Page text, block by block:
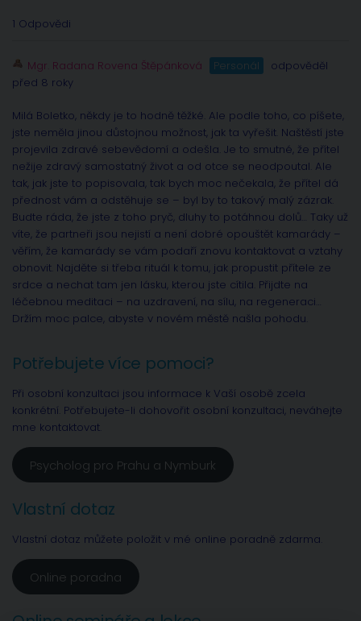
1 Odpovědi
Mgr. Radana Rovena Štěpánková Personál
odpověděl
před 8 roky
Milá Boletko, někdy je to hodně těžké. Ale podle toho, co píšete,
jste neměla jinou důstojnou možnost, jak ta vyřešit. Naštěstí jste
projevila zdravé sebevědomí a odešla. Je to smutné, že přítel
nežije zdravý samostatný život a od otce se neodpoutal. Ale
tak, jak jste to popisovala, tak bych moc nečekala, že přítel dá
přednost vám a odstěhuje se – byl by to takový malý zázrak.
Budte ráda, že jste z toho pryč, dluhy to potáhnou dolů… Taky už
víte, že partneři jsou nejistí a není dobré opouštět kamarády –
věřím, že kamarády se vám podaří znovu kontaktovat a vztahy
obnovit. Najděte si třeba rituál k tomu, jak propustit přítele ze
srdce a nechat tam jen lásku, kterou jste cítila. Přijdte na
léčebnou meditaci – na uzdravení, na sílu, na regeneraci…
Držím moc palce, abyste v novém městě našla pohodu.
Potřebujete více pomoci?
Při osobní konzultaci jsou informace k Vaší osobě zcela
konkrétní. Potřebujete-li dohovořit osobní konzultaci, neváhejte
mne kontaktovat.
Psycholog pro Prahu a Nymburk
Vlastní dotaz
Vlastní dotaz můžete položit v mé online poradně zdarma.
Online poradna